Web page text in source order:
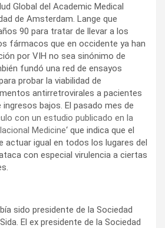
Global del Academic Medical
de Amsterdam. Lange que
90 para tratar de llevar a los
fármacos que en occidente ya han
por VIH no sea sinónimo de
fundó una red de ensayos
probar la viabilidad de
antirretrovirales a pacientes
bajos. El pasado mes de
con un estudio publicado en la
Medicine‘ que indica que el
actuar igual en todos los lugares del
con especial virulencia a ciertas
sido presidente de la Sociedad
El ex presidente de la Sociedad